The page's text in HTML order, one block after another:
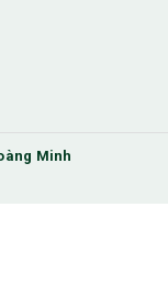
Minh